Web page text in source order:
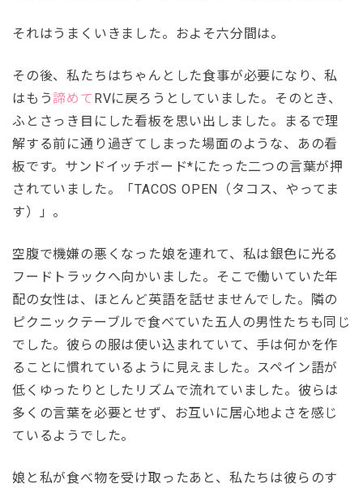
それはうまくいきました。およそ六分間は。
その後、私たちはちゃんとした食事が必要になり、私
はもう諦めて RVに戻ろうとしていました。そのとき、
ふとさっき目にした看板を思い出しました。まるで理
解する前に通り過ぎてしまった場面のような、あの看
板です。サンドイッチボード*にたった二つの言葉が押
されていました。「TACOS OPEN（タコス、やってま
す）」。
空腹で機嫌の悪くなった娘を連れて、私は銀色に光る
フードトラックへ向かいました。そこで働いていた年
配の女性は、ほとんど英語を話せませんでした。隣の
ピクニックテーブルで食べていた五人の男性たちも同じ
でした。彼らの服は使い込まれていて、手は何かを作
ることに慣れているように見えました。スペイン語が
低くゆったりとしたリズムで流れていました。彼らは
多くの言葉を必要とせず、お互いに居心地よさを感じ
ているようでした。
娘と私が食べ物を受け取ったあと、私たちは彼らのす